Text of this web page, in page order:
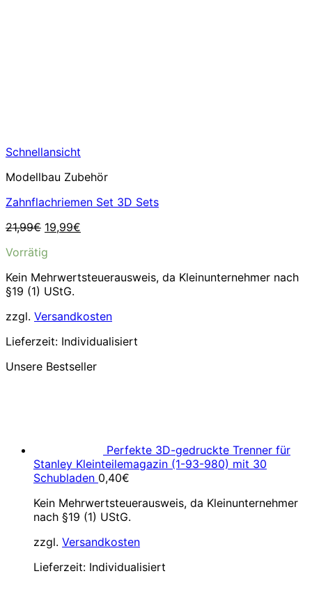
Schnellansicht
Modellbau Zubehör
Zahnflachriemen Set 3D Sets
21,99€ Ursprünglicher
war:
19,99€
Vorrätig
Kein Mehrwertsteuerausweis, da Kleinunternehmer nach
§19 (1) UStG.
zzgl. Versandkosten
Lieferzeit: Individualisiert
Unsere Bestseller
Perfekte 3D-gedruckte Trenner für
Stanley Kleinteilemagazin (1-93-980) mit 30
Schubladen 0,40€
Kein Mehrwertsteuerausweis, da Kleinunternehmer
nach §19 (1) UStG.
zzgl. Versandkosten
Lieferzeit: Individualisiert